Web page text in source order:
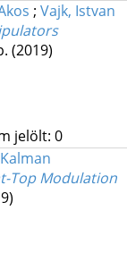
; Vajk, Istvan
(2019)
jelölt: 0
Top Modulation